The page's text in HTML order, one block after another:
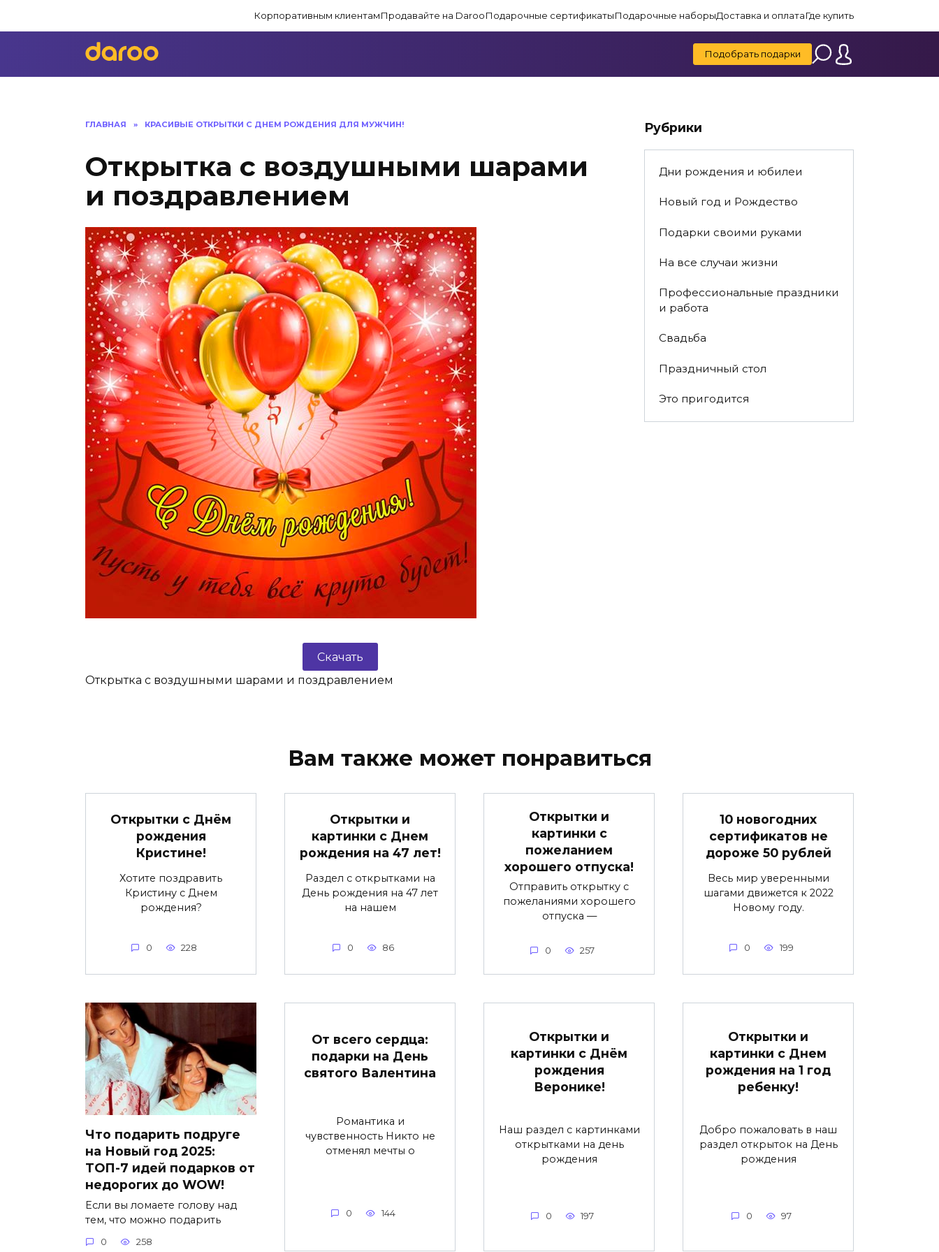
Корпоративным клиентамПродавайте на DarooПодарочные сертификатыПодарочные наборыДоставка и оплатаГде купить
Подобрать подарки
ГЛАВНАЯ » КРАСИВЫЕ ОТКРЫТКИ C ДНЕМ РОЖДЕНИЯ ДЛЯ МУЖЧИН!
Открытка с воздушными шарами
и поздравлением
Скачать
Открытка с воздушными шарами и поздравлением
Рубрики
Дни рождения и юбилеи
Новый год и Рождество
Подарки своими руками
На все случаи жизни
Профессиональные праздники
и работа
Свадьба
Праздничный стол
Это пригодится
Вам также может понравиться
Открытки с Днём
рождения
Кристине!
Хотите поздравить
Кристину с Днем
рождения?
0 228
Открытки и
картинки с Днем
рождения на 47 лет!
Раздел с открытками на
День рождения на 47 лет
на нашем
0 86
Открытки и
картинки с
пожеланием
хорошего отпуска!
Отправить открытку с
пожеланиями хорошего
отпуска —
0 257
10 новогодних
сертификатов не
дороже 50 рублей
Весь мир уверенными
шагами движется к 2022
Новому году.
0 199
Что подарить подруге
на Новый год 2025:
ТОП-7 идей подарков от
недорогих до WOW!
Если вы ломаете голову над
тем, что можно подарить
0 258
От всего сердца:
подарки на День
святого Валентина
Романтика и
чувственность Никто не
отменял мечты о
0 144
Открытки и
картинки с Днём
рождения
Веронике!
Наш раздел с картинками
открытками на день
рождения
0 197
Открытки и
картинки с Днем
рождения на 1 год
ребенку!
Добро пожаловать в наш
раздел открыток на День
рождения
0 97